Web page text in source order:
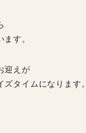
す。
迎えが
タイムになります。